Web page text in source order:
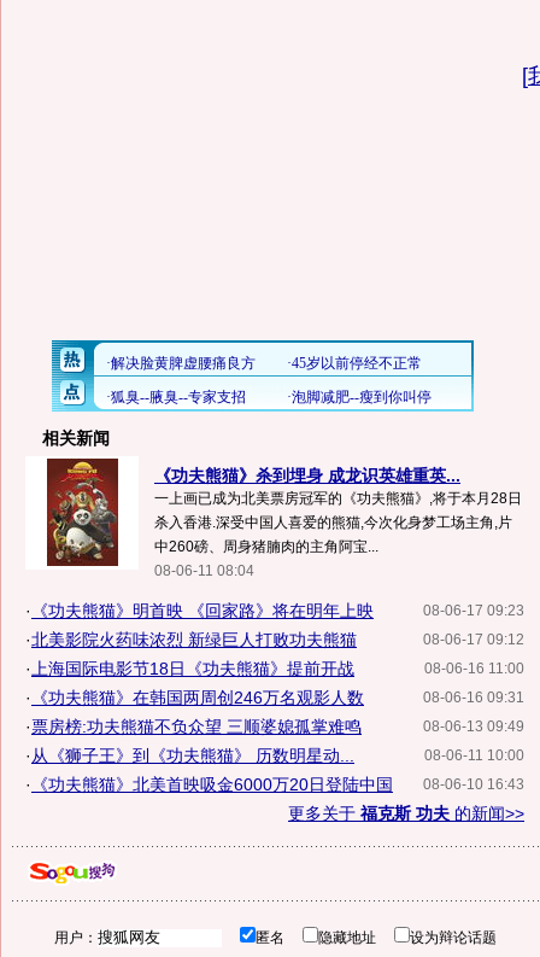
[
相关新闻
《功夫熊猫》杀到埋身 成龙识英雄重英...
一上画已成为北美票房冠军的《功夫熊猫》,将于本月28日
杀入香港.深受中国人喜爱的熊猫,今次化身梦工场主角,片
中260磅、周身猪腩肉的主角阿宝...
08-06-11 08:04
08-06-17 09:23
· 《功夫熊猫》明首映 《回家路》将在明年上映
08-06-17 09:12
·北美影院火药味浓烈 新绿巨人打败功夫熊猫
08-06-16 11:00
· 上海国际电影节18日《功夫熊猫》提前开战
08-06-16 09:31
· 《功夫熊猫》在韩国两周创246万名观影人数
08-06-13 09:49
·票房榜:功夫熊猫不负众望 三顺婆媳孤掌难鸣
08-06-11 10:00
· 从《狮子王》到《功夫熊猫》 历数明星动...
08-06-10 16:43
·
《功夫熊猫》北美首映吸金6000万20日登陆中国
更多关于 福克斯 功夫 的新闻>>
用户： 匿名 隐藏地址 设为辩论话题